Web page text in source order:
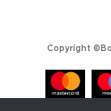
Copyright